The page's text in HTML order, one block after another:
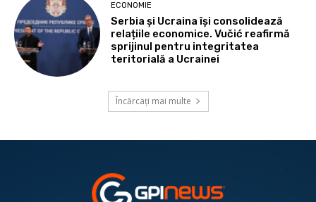
ECONOMIE
Serbia și Ucraina își consolidează
relațiile economice. Vučić reafirmă
sprijinul pentru integritatea
teritorială a Ucrainei
Încărcați mai multe